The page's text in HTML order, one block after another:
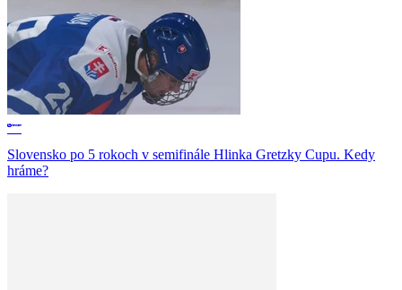
Slovensko po 5 rokoch v semifinále Hlinka Gretzky Cupu. Kedy
hráme?